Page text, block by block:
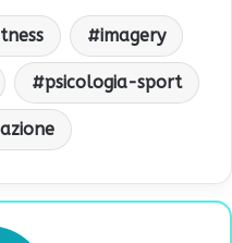
imagery
psicologia-sport